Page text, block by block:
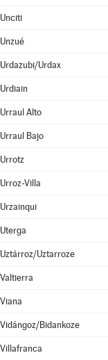
Unciti
Unzué
Urdazubi/Urdax
Urdiain
Urraul Alto
Urraul Bajo
Urrotz
Urroz-Villa
Urzainqui
Uterga
Uztárroz/Uztarroze
Valtierra
Viana
Vidángoz/Bidankoze
Villafranca